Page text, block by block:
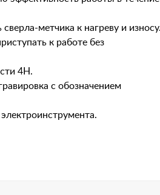
метчика к нагреву и износу.
к работе без
4H.
с обозначением